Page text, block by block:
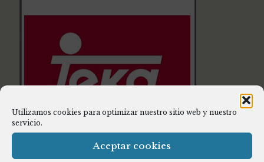
Utilizamos cookies para optimizar nuestro sitio web y nuestro
servicio.
Aceptar cookies